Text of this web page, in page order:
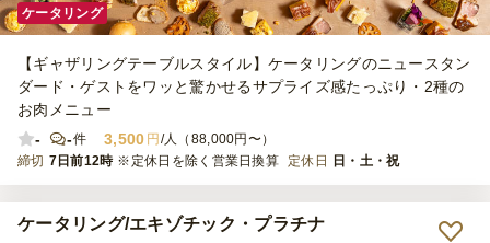
ケータリング
【ギャザリングテーブルスタイル】ケータリングのニュースタン
ダード・ゲストをワッと驚かせるサプライズ感たっぷり・2種の
お肉メニュー
-
-件 3,500 円 /人（88,000円〜）
締切 7日前12時 ※定休日を除く営業日換算 定休日 日・土・祝
ケータリング/エキゾチック・プラチナ